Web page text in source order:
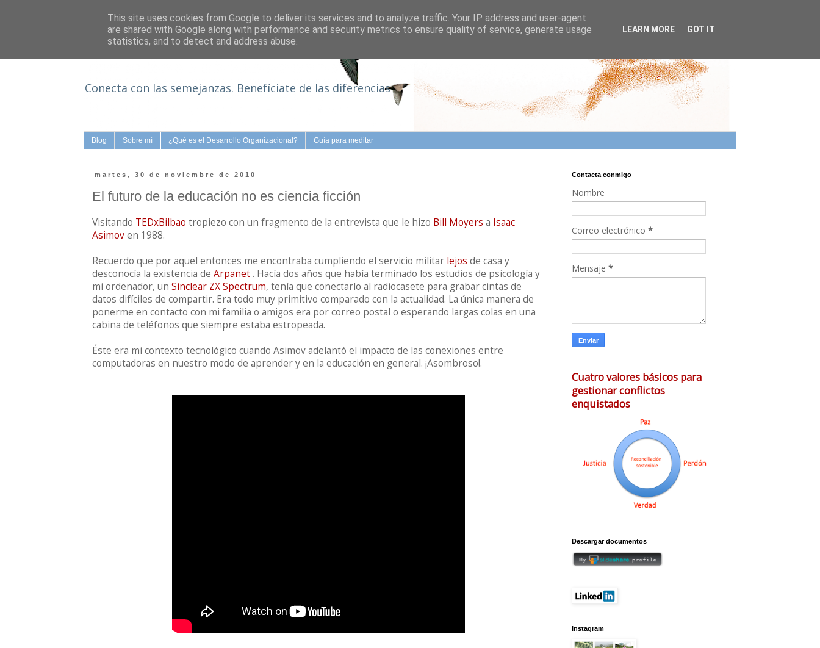
Equipos en tiempos de redes
Conecta con las semejanzas. Benefíciate de las diferencias
Blog Sobre mí ¿Qué es el Desarrollo Organizacional? Guía para meditar
martes, 30 de noviembre de 2010
El futuro de la educación no es ciencia ficción
Visitando TEDxBilbao tropiezo con un fragmento de la entrevista que le hizo Bill Moyers a Isaac
Asimoven 1988.
Recuerdo que por aquel entonces me encontraba cumpliendo el servicio militar lejos de casa y
desconocía la existencia de Arpanet. Hacía dos años que había terminado los estudios de psicología y
mi ordenador, un Sinclear ZX Spectrum, tenía que conectarlo al radiocasete para grabar cintas de
datos difíciles de compartir. Era todo muy primitivo comparado con la actualidad. La única manera de
ponerme en contacto con mi familia o amigos era por correo postal o esperando largas colas en una
cabina de teléfonos que siempre estaba estropeada.
Éste era mi contexto tecnológico cuando Asimov adelantó el impacto de las conexiones entre
computadoras en nuestro modo de aprender y en la educación en general. ¡Asombroso!.
Contacta conmigo
Nombre
Correo electrónico *
Mensaje *
Cuatro valores básicos para
gestionar conflictos
enquistados
Descargar documentos
Instagram
This site uses cookies from Google to deliver its services and to analyze traffic. Your IP address and user-agent
are shared with Google along with performance and security metrics to ensure quality of service, generate usage
statistics, and to detect and address abuse.
LEARN MORE GOT IT